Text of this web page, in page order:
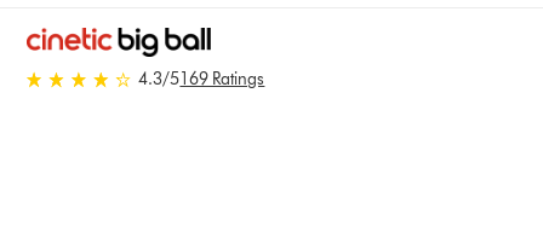
4.3 stjärnor av 5 från 169
Ratings
4.3/5169 Ratings